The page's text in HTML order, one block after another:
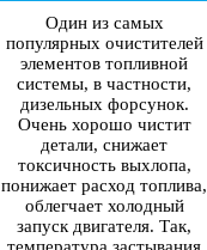
Один из самых
популярных очистителей
элементов топливной
системы, в частности,
дизельных форсунок.
Очень хорошо чистит
детали, снижает
токсичность выхлопа,
понижает расход топлива,
облегчает холодный
запуск двигателя. Так,